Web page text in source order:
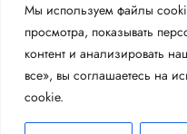
Мы используем файлы
просмотра, показывать
контент и анализировать
все», вы соглашаетесь на
cookie.
Поверхностный
особенности и